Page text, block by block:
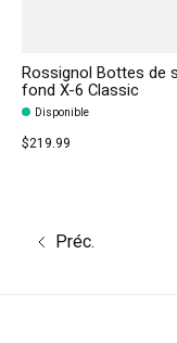
Rossignol Bottes de
fond X-6 Classic
Disponible
$219.99
Préc.